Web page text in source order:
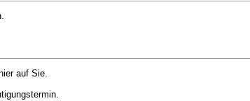
auf Sie.